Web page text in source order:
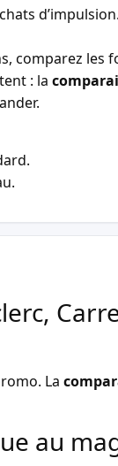
comparez les
: la
La
au